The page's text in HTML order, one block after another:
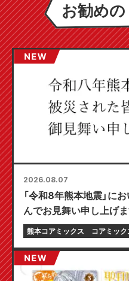
お勧め
2026.08.07
「令和8年熊本地震」に
んでお見舞い申し上げま
熊本コアミックス コアミック